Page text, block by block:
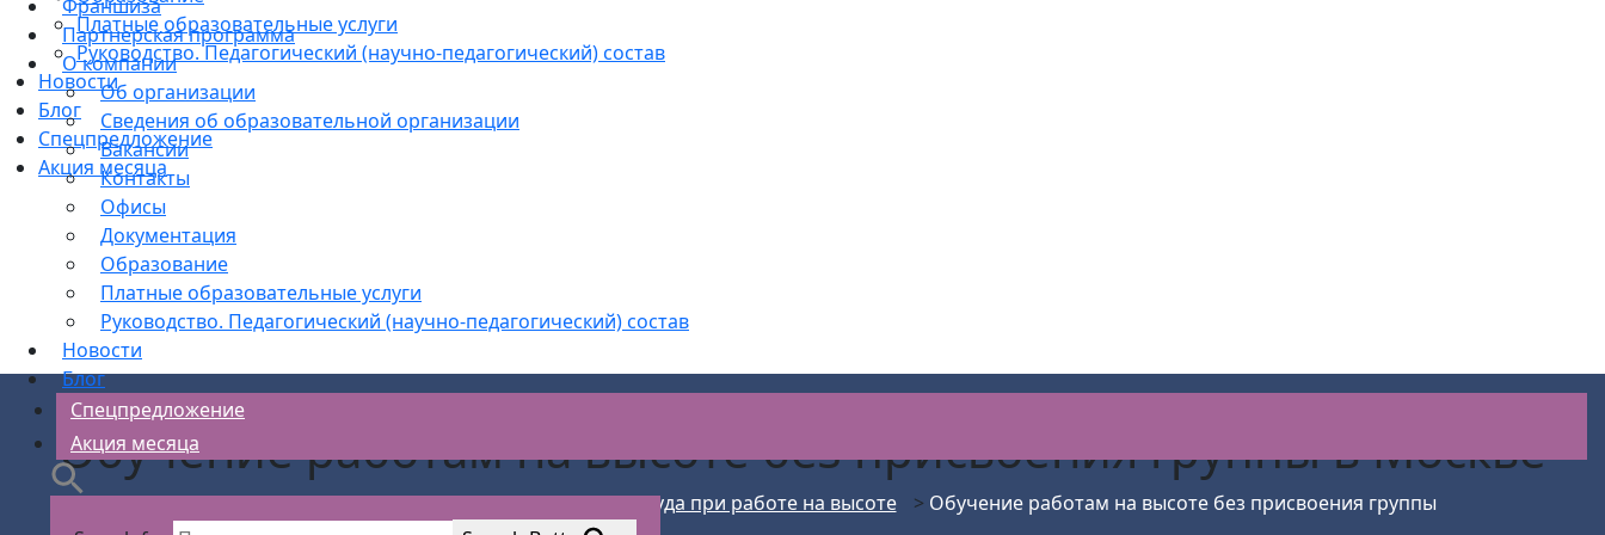
Платные образовательные услуги
Руководство. Педагогический (научно-педагогический) состав
Новости
Блог
Спецпредложение
Акция месяца
Франшиза
Партнерская программа
О компании
Об организации
Сведения об образовательной организации
Вакансии
Контакты
Офисы
Документация
Образование
Платные образовательные услуги
Руководство. Педагогический (научно-педагогический) состав
Новости
Блог
Спецпредложение
Акция месяца
Обучение работам на высоте без присвоения группыв Москве
АС Безопасности > Охрана труда > Охрана труда при работе на высоте > Обучение работам на высоте без присвоения группы